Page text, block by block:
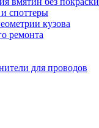
споттеры
кузова
ремонта
для проводов